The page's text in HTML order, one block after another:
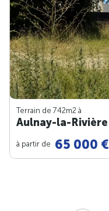
Terrain de 742m2 à
Aulnay-la-Rivière
à partir de 65 000 €